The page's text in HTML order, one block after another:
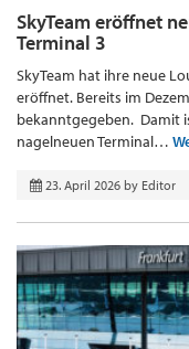
SkyTeam eröffnet
Terminal 3
SkyTeam hat ihre neue
eröffnet. Bereits im
bekanntgegeben. Damit
nagelneuen Terminal…
23. April 2026 by Editor